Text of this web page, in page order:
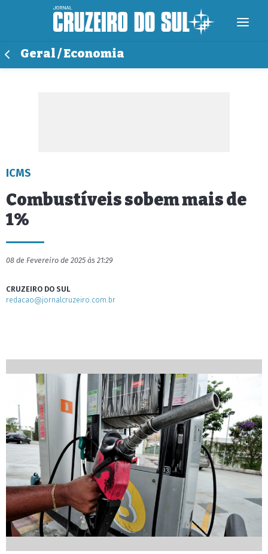
Geral / Economia
ICMS
Combustíveis sobem mais de
1%
08 de Fevereiro de 2025 às 21:29
CRUZEIRO DO SUL
redacao@jornalcruzeiro.com.br